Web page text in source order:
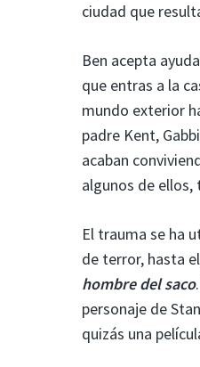
ciudad que
Ben acepta
que entras a la
mundo exterior
padre Kent,
acaban
algunos de ellos,
El trauma se ha
de terror, hasta
hombre del saco
personaje de
quizás una